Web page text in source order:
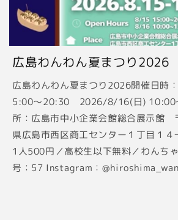
広島わんわん夏まつり2026
広島わんわん夏まつり2026開催日時
5:00〜20:30 2026/8/16(日) 10:00
所：広島市中小企業会館総合展示館
県広島市西区商工センター１丁目１
1人500円／高校生以下無料／わんち
号：57 Instagram：